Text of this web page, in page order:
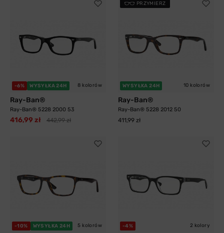
-6% WYSYŁKA 24H 8 kolorów
Ray-Ban®
Ray-Ban® 5228 2000 53
416,99 zł 442,99 zł
PRZYMIERZ
WYSYŁKA 24H 10 kolorów
Ray-Ban®
Ray-Ban® 5228 2012 50
411,99 zł
-10% WYSYŁKA 24H 5 kolorów -4% 2 kolory